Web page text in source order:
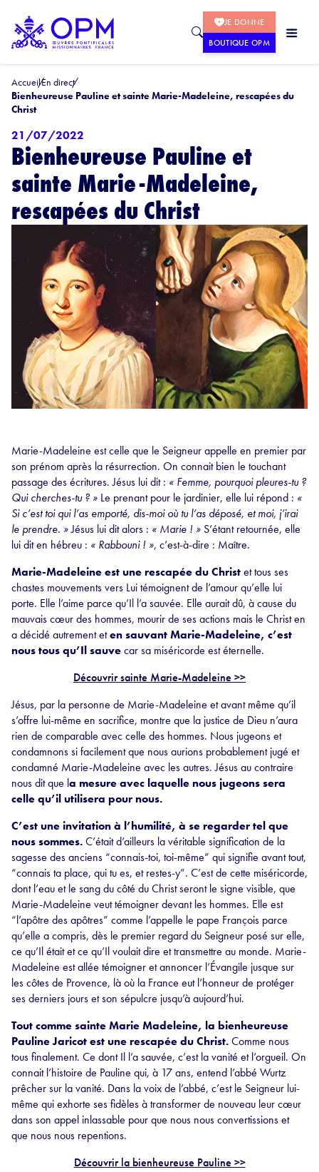
JE DONNE
BOUTIQUE OPM
AccueilEn direct
Bienheureuse Pauline et sainte Marie-Madeleine, rescapées du
Christ
21/07/2022
Bienheureuse Pauline et
sainte Marie-Madeleine,
rescapées du Christ
Marie-Madeleine est celle que le Seigneur appelle en premier par
son prénom après la résurrection. On connait bien le touchant
passage des écritures. Jésus lui dit : « Femme, pourquoi pleures-tu ?
Qui cherches-tu ? » Le prenant pour le jardinier, elle lui répond : «
Si c’est toi qui l’as emporté, dis-moi où tu l’as déposé, et moi, j’irai
le prendre. »Jésus lui dit alors : « Marie ! » S’étant retournée, elle
lui dit en hébreu : « Rabbouni ! », c’est-à-dire : Maître.
Marie-Madeleine est une rescapée du Christet tous ses
chastes mouvements vers Lui témoignent de l’amour qu’elle lui
porte. Elle l’aime parce qu’Il l’a sauvée. Elle aurait dû, à cause du
mauvais cœur des hommes, mourir de ses actions mais le Christ en
a décidé autrement eten sauvant Marie-Madeleine, c’est
nous tous qu’Il sauvecar sa miséricorde est éternelle.
Découvrir sainte Marie-Madeleine >>
Jésus, par la personne de Marie-Madeleine et avant même qu’il
s’offre lui-même en sacrifice, montre que la justice de Dieu n’aura
rien de comparable avec celle des hommes. Nous jugeons et
condamnons si facilement que nous aurions probablement jugé et
condamné Marie-Madeleine avec les autres. Jésus au contraire
nous dit que la mesure avec laquelle nous jugeons sera
celle qu’il utilisera pour nous.
C’est une invitation à l’humilité, à se regarder tel que
nous sommes.C’était d’ailleurs la véritable signification de la
sagesse des anciens “connais-toi, toi-même” qui signifie avant tout,
“connais ta place, qui tu es, et restes-y”. C’est de cette miséricorde,
dont l’eau et le sang du côté du Christ seront le signe visible, que
Marie-Madeleine veut témoigner devant les hommes. Elle est
“l’apôtre des apôtres” comme l’appelle le pape François parce
qu’elle a compris, dès le premier regard du Seigneur posé sur elle,
ce qu’Il était et ce qu’Il voulait dire et transmettre au monde. Marie-
Madeleine est allée témoigner et annoncer l’Évangile jusque sur
les côtes de Provence, là où la France eut l’honneur de protéger
ses derniers jours et son sépulcre jusqu’à aujourd’hui.
Tout comme sainte Marie Madeleine, la bienheureuse
Pauline Jaricot est une rescapée du Christ.Comme nous
tous finalement. Ce dont Il l’a sauvée, c’est la vanité et l’orgueil. On
connait l’histoire de Pauline qui, à 17 ans, entend l’abbé Wurtz
prêcher sur la vanité. Dans la voix de l’abbé, c’est le Seigneur lui-
même qui exhorte ses fidèles à transformer de nouveau leur cœur
dans son appel inlassable pour que nous nous convertissions et
que nous nous repentions.
Découvrir la bienheureuse Pauline >>